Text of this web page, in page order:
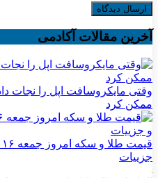
آخرین مقالات آکادمی
وقتی مایکروسافت اپل را نجات
ممکن کرد
جزییات